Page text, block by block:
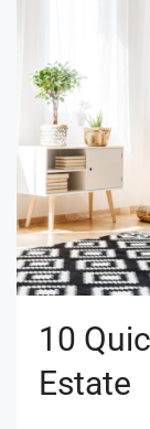
10
Estate